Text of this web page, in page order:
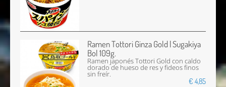
Ramen Tottori Ginza Gold | Sugakiya
Bol 109g.
Ramen japonés Tottori Gold con caldo
dorado de hueso de res y fideos finos
sin freír.
€ 4,85